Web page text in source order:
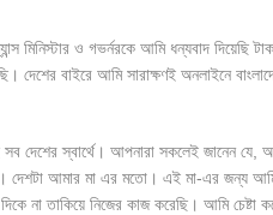
মিনিস্টার ও গভর্নরকে আমি ধন্যবাদ দিয়েছি
দেশের বাইরে আমি সারাক্ষণই অনলাইনে
দেশের স্বার্থে। আপনারা সকলেই জানেন যে,
দেশটা আমার মা এর মতো। এই মা-এর জন্য আমি
না তাকিয়ে নিজের কাজ করেছি। আমি চেষ্টা